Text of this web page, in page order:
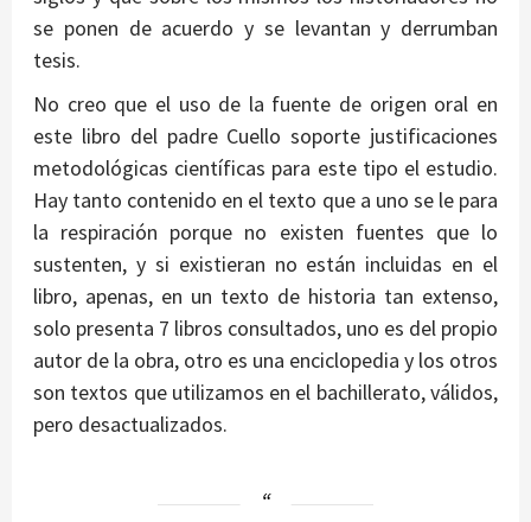
se ponen de acuerdo y se levantan y derrumban
tesis.
No creo que el uso de la fuente de origen oral en
este libro del padre Cuello soporte justificaciones
metodológicas científicas para este tipo el estudio.
Hay tanto contenido en el texto que a uno se le para
la respiración porque no existen fuentes que lo
sustenten, y si existieran no están incluidas en el
libro, apenas, en un texto de historia tan extenso,
solo presenta 7 libros consultados, uno es del propio
autor de la obra, otro es una enciclopedia y los otros
son textos que utilizamos en el bachillerato, válidos,
pero desactualizados.